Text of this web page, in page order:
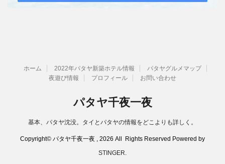
ホーム 2022年パタヤ新築ホテル情報
パタヤグルメマップ
夜遊び情報
プロフィール お問い合わせ
パタヤ千夜一夜
基本、パタヤ沈没。タイとパタヤの情報をどこよりも詳しく。
Copyright© パタヤ千夜一夜 , 2026 All Rights Reserved Powered by
STINGER.